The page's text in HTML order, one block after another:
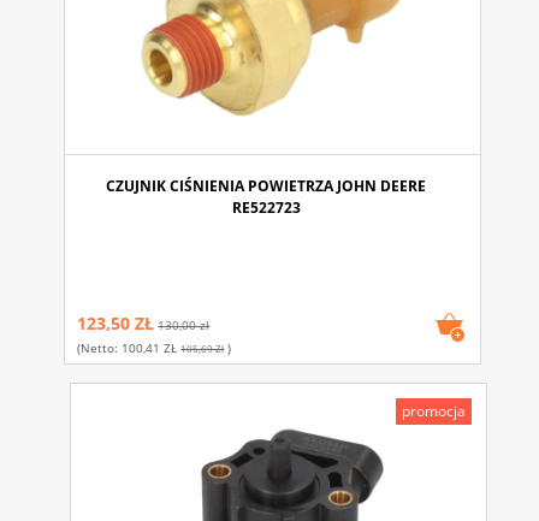
CZUJNIK CIŚNIENIA POWIETRZA JOHN DEERE
RE522723
123,50 ZŁ 130,00 zł
(netto: 100,41 ZŁ 105,69 Zł)
promocja